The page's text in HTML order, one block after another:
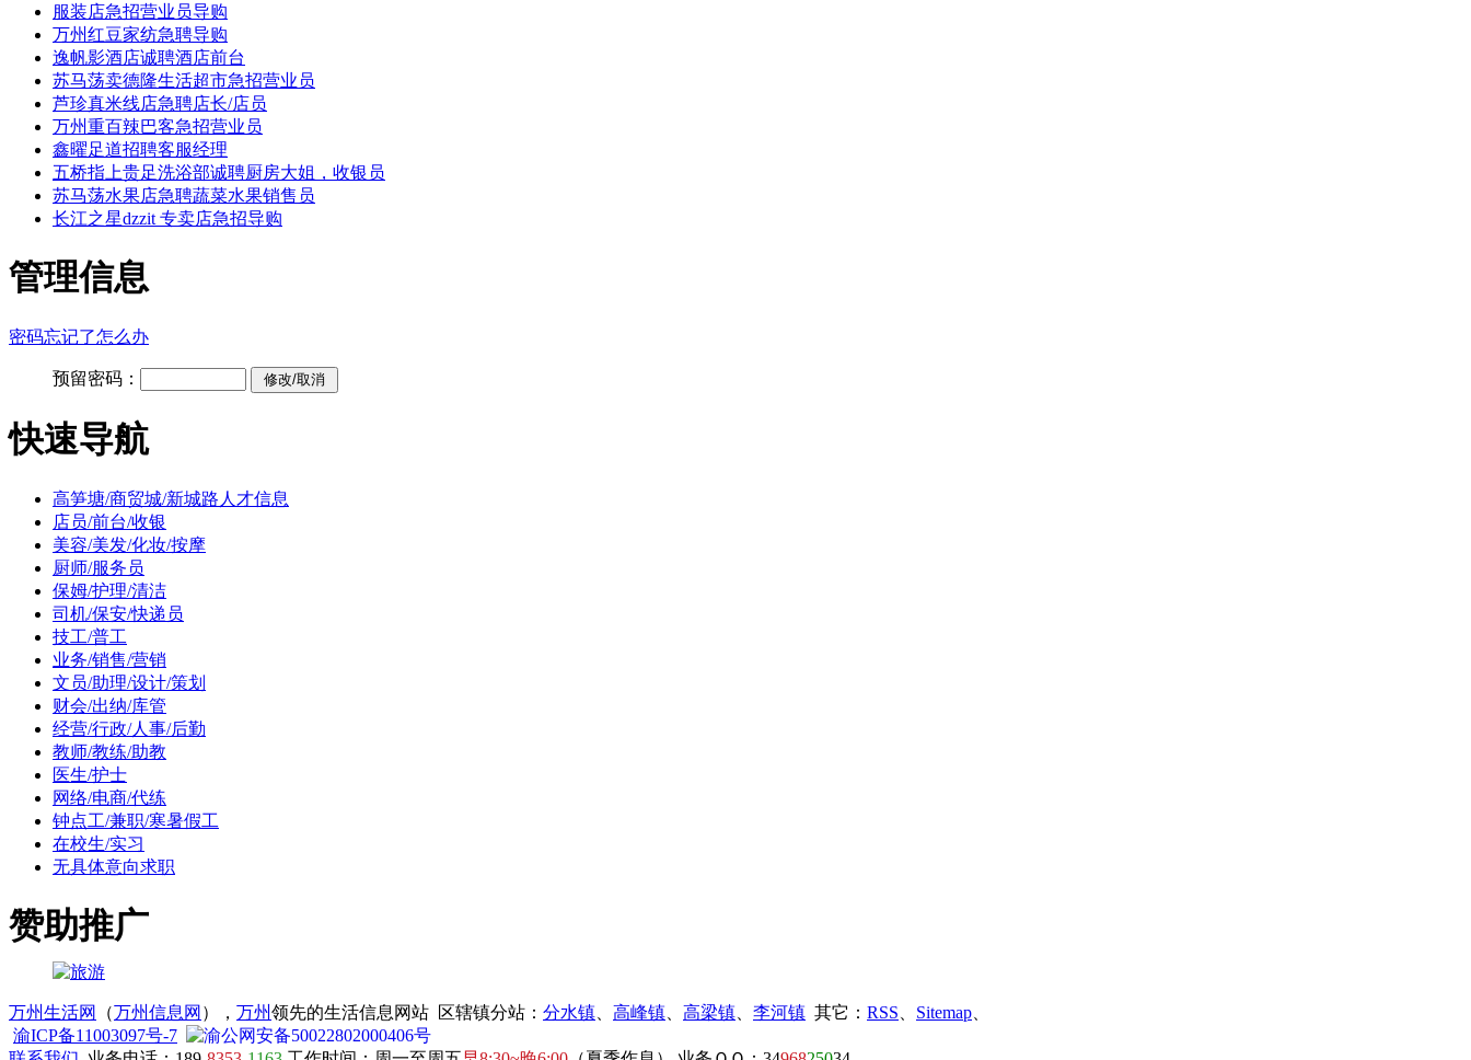
服装店急招营业员导购
万州红豆家纺急聘导购
逸帆影酒店诚聘酒店前台
苏马荡卖德隆生活超市急招营业员
芦珍真米线店急聘店长/店员
万州重百辣巴客急招营业员
鑫曜足道招聘客服经理
五桥指上贵足洗浴部诚聘厨房大姐，收银员
苏马荡水果店急聘蔬菜水果销售员
长江之星dzzit 专卖店急招导购
管理信息
密码忘记了怎么办
预留密码：
快速导航
高笋塘/商贸城/新城路人才信息
店员/前台/收银
美容/美发/化妆/按摩
厨师/服务员
保姆/护理/清洁
司机/保安/快递员
技工/普工
业务/销售/营销
文员/助理/设计/策划
财会/出纳/库管
经营/行政/人事/后勤
教师/教练/助教
医生/护士
网络/电商/代练
钟点工/兼职/寒暑假工
在校生/实习
无具体意向求职
赞助推广
万州生活网 （万州信息网 ）， 万州领先的生活信息网站 区辖镇分站： 分水镇 高峰镇 高梁镇 李河镇 其它： RSS Sitemap
渝ICP备11003097号-7
渝公网安备50022802000406号